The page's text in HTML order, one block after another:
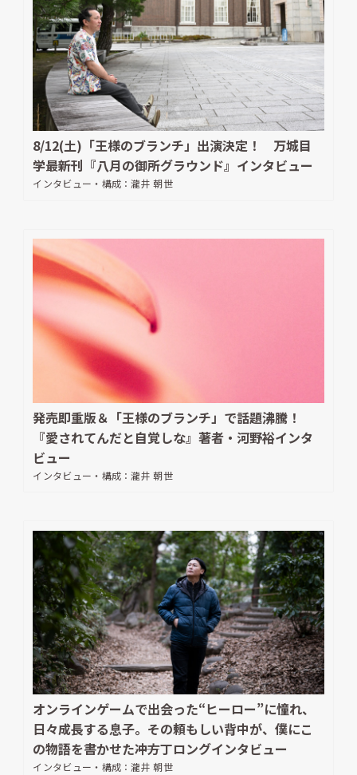
8/12(土)「王様のブランチ」出演決定！ 万城目
学最新刊『八月の御所グラウンド』インタビュー
インタビュー・構成：瀧井 朝世
発売即重版＆「王様のブランチ」で話題沸騰！
『愛されてんだと自覚しな』著者・河野裕インタ
ビュー
インタビュー・構成：瀧井 朝世
オンラインゲームで出会った“ヒーロー”に憧れ、
日々成長する息子。その頼もしい背中が、僕にこ
の物語を書かせた――冲方丁ロングインタビュー
インタビュー・構成：瀧井 朝世